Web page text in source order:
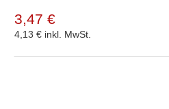
3,47 €
4,13 € inkl. MwSt.